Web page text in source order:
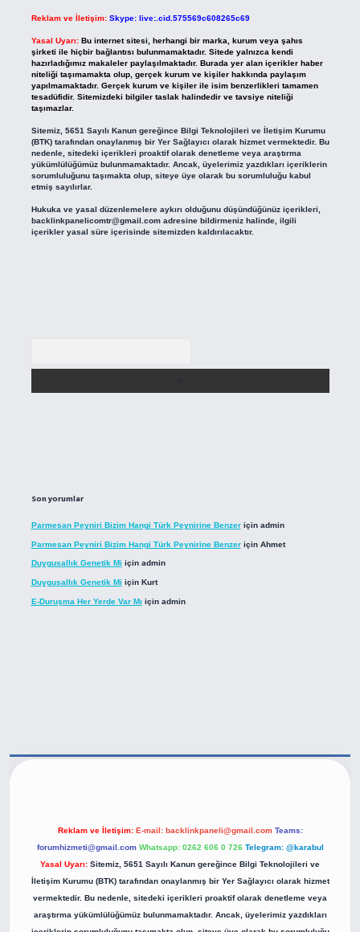
Reklam ve İletişim: Skype: live:.cid.575569c608265c69
Yasal Uyarı: Bu internet sitesi, herhangi bir marka, kurum veya şahıs
şirketi ile hiçbir bağlantısı bulunmamaktadır. Sitede yalnızca kendi
hazırladığımız makaleler paylaşılmaktadır. Burada yer alan içerikler haber
niteliği taşımamakta olup, gerçek kurum ve kişiler hakkında paylaşım
yapılmamaktadır. Gerçek kurum ve kişiler ile isim benzerlikleri tamamen
tesadüfidir. Sitemizdeki bilgiler taslak halindedir ve tavsiye niteliği
taşımazlar.
Sitemiz, 5651 Sayılı Kanun gereğince Bilgi Teknolojileri ve İletişim Kurumu
(BTK) tarafından onaylanmış bir Yer Sağlayıcı olarak hizmet vermektedir. Bu
nedenle, sitedeki içerikleri proaktif olarak denetleme veya araştırma
yükümlülüğümüz bulunmamaktadır. Ancak, üyelerimiz yazdıkları içeriklerin
sorumluluğunu taşımakta olup, siteye üye olarak bu sorumluluğu kabul
etmiş sayılırlar.
Hukuka ve yasal düzenlemelere aykırı olduğunu düşündüğünüz içerikleri,
backlinkpanelicomtr@gmail.comadresine bildirmeniz halinde, ilgili
içerikler yasal süre içerisinde sitemizden kaldırılacaktır.
Son yorumlar
Parmesan Peyniri Bizim Hangi Türk Peynirine Benzeriçin admin
Parmesan Peyniri Bizim Hangi Türk Peynirine Benzeriçin Ahmet
Duygusallık Genetik Mi için admin
Duygusallık Genetik Mi için Kurt
E-Duruşma Her Yerde Var Mı için admin
Reklam ve İletişim: E-mail: backlinkpaneli@gmail.com Teams:
forumhizmeti@gmail.com Whatsapp: 0262 606 0 726 Telegram: @karabul
Yasal Uyarı: Sitemiz, 5651 Sayılı Kanun gereğince Bilgi Teknolojileri ve
İletişim Kurumu (BTK) tarafından onaylanmış bir Yer Sağlayıcı olarak hizmet
vermektedir. Bu nedenle, sitedeki içerikleri proaktif olarak denetleme veya
araştırma yükümlülüğümüz bulunmamaktadır. Ancak, üyelerimiz yazdıkları